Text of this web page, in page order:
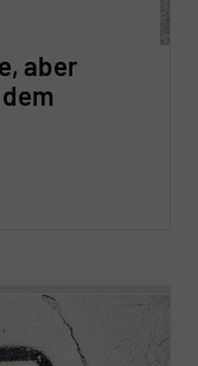
aber